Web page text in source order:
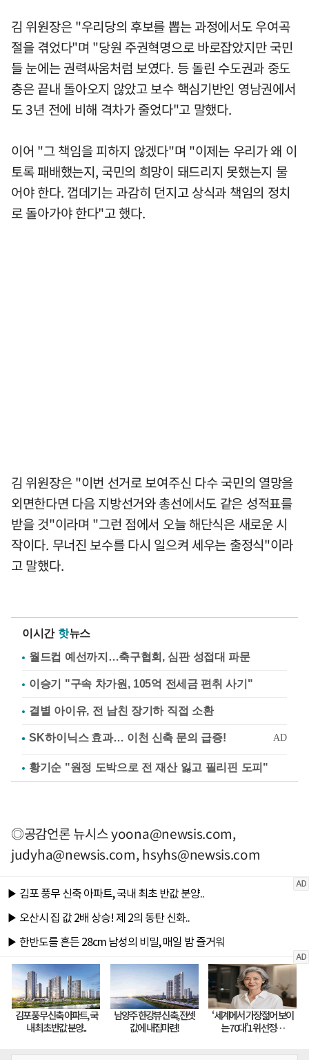
김 위원장은 "우리당의 후보를 뽑는 과정에서도 우여곡
절을 겪었다"며 "당원 주권혁명으로 바로잡았지만 국민
들 눈에는 권력싸움처럼 보였다. 등 돌린 수도권과 중도
층은 끝내 돌아오지 않았고 보수 핵심기반인 영남권에서
도 3년 전에 비해 격차가 줄었다"고 말했다.
이어 "그 책임을 피하지 않겠다"며 "이제는 우리가 왜 이
토록 패배했는지, 국민의 희망이 돼드리지 못했는지 물
어야 한다. 껍데기는 과감히 던지고 상식과 책임의 정치
로 돌아가야 한다"고 했다.
김 위원장은 "이번 선거로 보여주신 다수 국민의 열망을
외면한다면 다음 지방선거와 총선에서도 같은 성적표를
받을 것"이라며 "그런 점에서 오늘 해단식은 새로운 시
작이다. 무너진 보수를 다시 일으켜 세우는 출정식"이라
고 말했다.
이시간 핫뉴스
월드컵 예선까지…축구협회, 심판 성접대 파문
이승기 "구속 차가원, 105억 전세금 편취 사기"
결별 아이유, 전 남친 장기하 직접 소환
황기순 "원정 도박으로 전 재산 잃고 필리핀 도피"
◎공감언론 뉴시스yoona@newsis.com,
judyha@newsis.com,hsyhs@newsis.com